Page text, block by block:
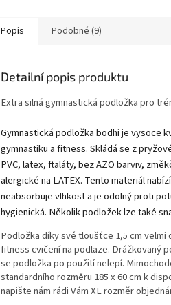
Popis Podobné (9)
Detailní popis produktu
Extra silná gymnastická podložka pro
Gymnastická podložka bodhi je vysoce
gymnastiku a fitness. Skládá se z
PVC, latex, ftaláty, bez AZO barviv,
alergické na LATEX. Tento materiál
neabsorbuje vlhkost a je odolný proti
hygienická. Několik podložek lze také
Podložka díky své tloušťce 1,5 cm velmi
fitness cvičení na podlaze. Drážkovaný
se podložka po použití nelepí.
standardního rozměru 185 x 60 cm k
napište nám rádi Vám XL rozměr